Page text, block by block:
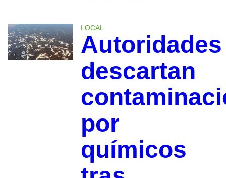
LOCAL
Autoridades
descartan
por
químicos